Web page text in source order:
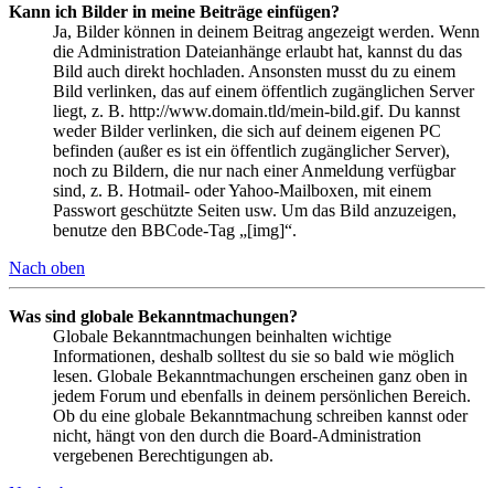
Kann ich Bilder in meine Beiträge einfügen?
Ja, Bilder können in deinem Beitrag angezeigt werden. Wenn
die Administration Dateianhänge erlaubt hat, kannst du das
Bild auch direkt hochladen. Ansonsten musst du zu einem
Bild verlinken, das auf einem öffentlich zugänglichen Server
liegt, z. B. http://www.domain.tld/mein-bild.gif. Du kannst
weder Bilder verlinken, die sich auf deinem eigenen PC
befinden (außer es ist ein öffentlich zugänglicher Server),
noch zu Bildern, die nur nach einer Anmeldung verfügbar
sind, z. B. Hotmail- oder Yahoo-Mailboxen, mit einem
Passwort geschützte Seiten usw. Um das Bild anzuzeigen,
benutze den BBCode-Tag „[img]“.
Nach oben
Was sind globale Bekanntmachungen?
Globale Bekanntmachungen beinhalten wichtige
Informationen, deshalb solltest du sie so bald wie möglich
lesen. Globale Bekanntmachungen erscheinen ganz oben in
jedem Forum und ebenfalls in deinem persönlichen Bereich.
Ob du eine globale Bekanntmachung schreiben kannst oder
nicht, hängt von den durch die Board-Administration
vergebenen Berechtigungen ab.